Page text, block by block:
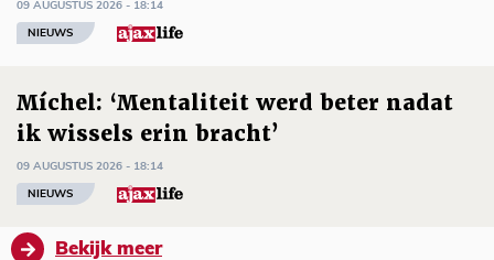
09 AUGUSTUS 2026 - 18:14
NIEUWS
Míchel: ‘Mentaliteit werd beter nadat
ik wissels erin bracht’
09 AUGUSTUS 2026 - 18:14
NIEUWS
Bekijk meer